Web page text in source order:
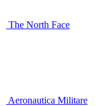
The North Face
Aeronautica Militare